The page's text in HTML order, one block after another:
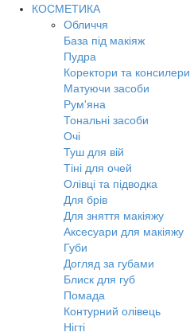
КОСМЕТИКА
Обличчя
База під макіяж
Пудра
Коректори та консилери
Матуючи засоби
Рум'яна
Тональні засоби
Очі
Туш для вій
Тіні для очей
Олівці та підводка
Для брів
Для зняття макіяжу
Аксесуари для макіяжу
Губи
Догляд за губами
Блиск для губ
Помада
Контурний олівець
Нігті